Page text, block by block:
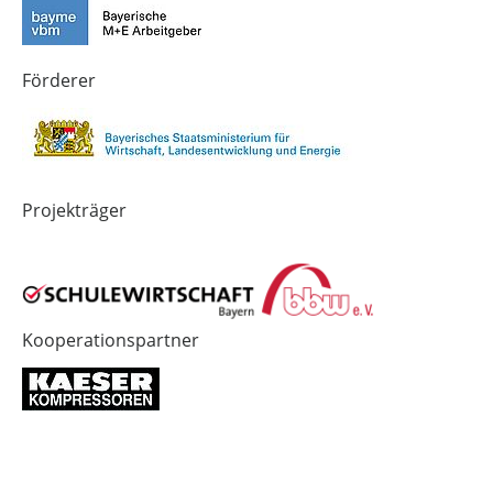
in
Bayern
4.0
Förderer
Projekträger
Kooperationspartner